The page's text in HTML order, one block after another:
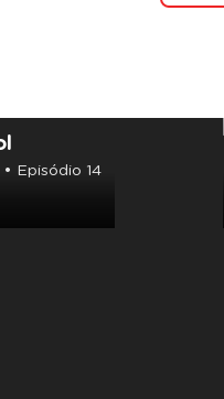
Episódio 14